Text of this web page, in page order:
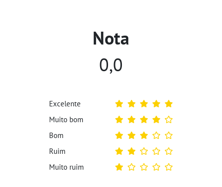
Nota
0,0
Excelente
Muito bom
Bom
Ruim
Muito ruim